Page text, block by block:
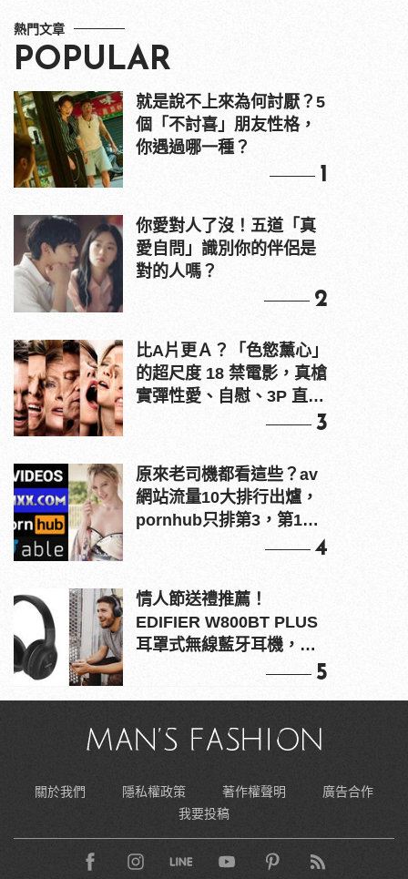
熱門文章
POPULAR
就是說不上來為何討厭？5
個「不討喜」朋友性格，
你遇過哪一種？
1
你愛對人了沒！五道「真
愛自問」識別你的伴侶是
對的人嗎？
2
比A片更Ａ？「色慾薰心」
的超尺度 18 禁電影，真槍
實彈性愛、自慰、3P 直接
3
原來老司機都看這些？av
網站流量10大排行出爐，
pornhub只排第3，第1名
4
情人節送禮推薦！
EDIFIER W800BT PLUS
耳罩式無線藍牙耳機，在
5
關於我們 隱私權政策 著作權聲明
廣告合作
我要投稿